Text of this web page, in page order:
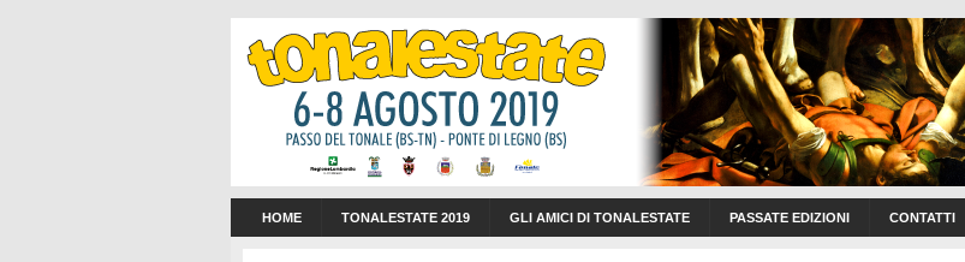
HOME TONALESTATE 2019 GLI AMICI DI TONALESTATE PASSATE EDIZIONI CONTATTI